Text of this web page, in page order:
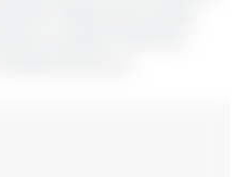
national pouvant
le soutien financier
d’euros.